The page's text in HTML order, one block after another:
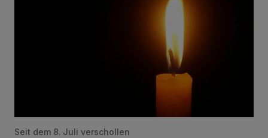
Seit dem 8. Juli verschollen